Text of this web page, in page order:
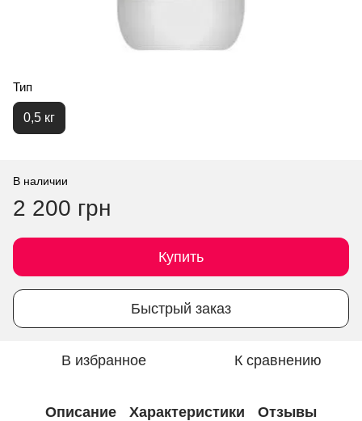
Тип
0,5 кг
В наличии
2 200 грн
Купить
Быстрый заказ
В избранное К сравнению
Описание Характеристики Отзывы